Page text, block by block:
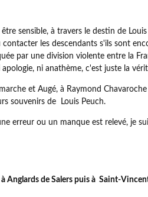
sensible, à travers le destin de
les descendants s'ils sont
par une division violente entre la
ni anathème, c'est juste la
et Augé, à Raymond
souvenirs de Louis Peuch.
erreur ou un manque est relevé, je
Anglards de Salers puis à Saint-